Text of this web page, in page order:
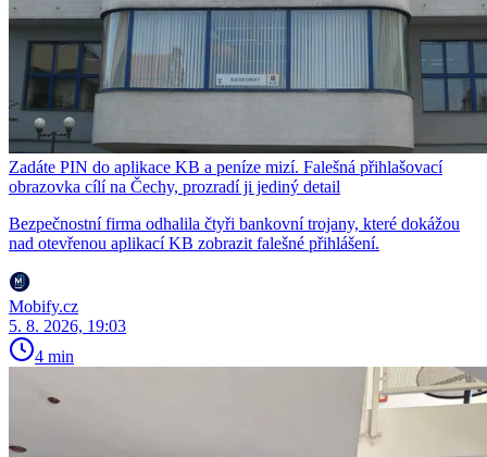
Zadáte PIN do aplikace KB a peníze mizí. Falešná přihlašovací
obrazovka cílí na Čechy, prozradí ji jediný detail
Bezpečnostní firma odhalila čtyři bankovní trojany, které dokážou
nad otevřenou aplikací KB zobrazit falešné přihlášení.
Mobify.cz
5. 8. 2026, 19:03
4 min